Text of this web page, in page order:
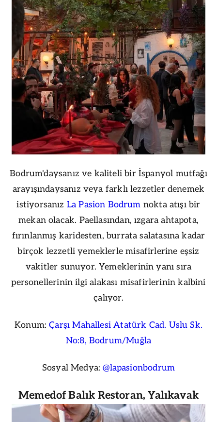
Bodrum'daysanız ve kaliteli bir İspanyol mutfağı
arayışındaysanız veya farklı lezzetler denemek
istiyorsanız La Pasion Bodrum nokta atışı bir
mekan olacak. Paellasından, ızgara ahtapota,
fırınlanmış karidesten, burrata salatasına kadar
birçok lezzetli yemeklerle misafirlerine eşsiz
vakitler sunuyor. Yemeklerinin yanı sıra
personellerinin ilgi alakası misafirlerinin kalbini
çalıyor.
Konum:Çarşı Mahallesi Atatürk Cad. Uslu Sk.
No:8, Bodrum/Muğla
Sosyal Medya:@lapasionbodrum
Memedof Balık Restoran, Yalıkavak